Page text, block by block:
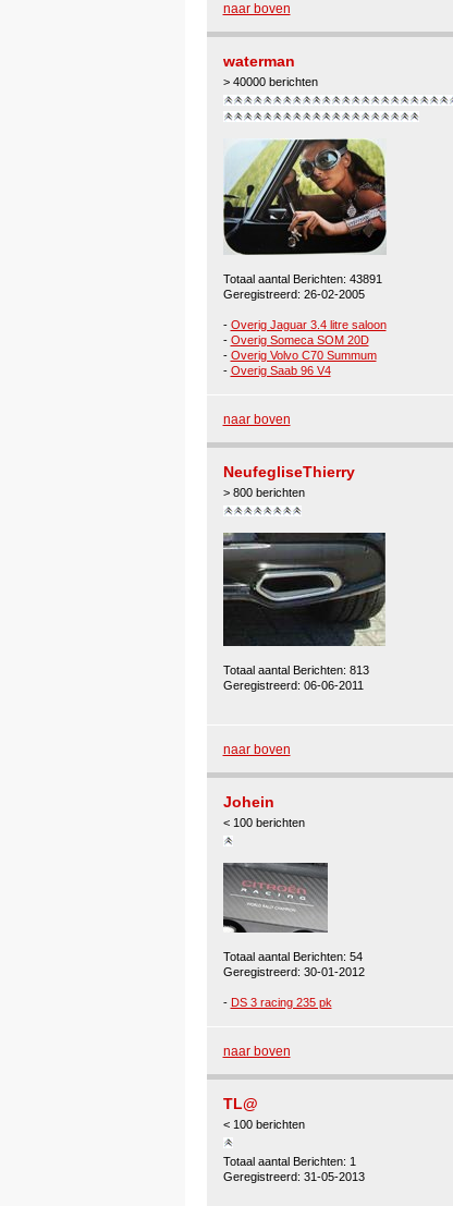
naar boven
waterman
> 40000 berichten
Totaal aantal Berichten: 43891
Geregistreerd: 26-02-2005
- Overig Jaguar 3.4 litre saloon
- Overig Someca SOM 20D
- Overig Volvo C70 Summum
- Overig Saab 96 V4
naar boven
NeufegliseThierry
> 800 berichten
Totaal aantal Berichten: 813
Geregistreerd: 06-06-2011
naar boven
Johein
< 100 berichten
Totaal aantal Berichten: 54
Geregistreerd: 30-01-2012
- DS 3 racing 235 pk
naar boven
TL@
< 100 berichten
Totaal aantal Berichten: 1
Geregistreerd: 31-05-2013